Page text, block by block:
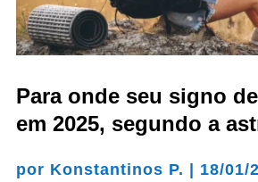
Para onde seu signo
em 2025, segundo a
por Konstantinos P. | 18/01/